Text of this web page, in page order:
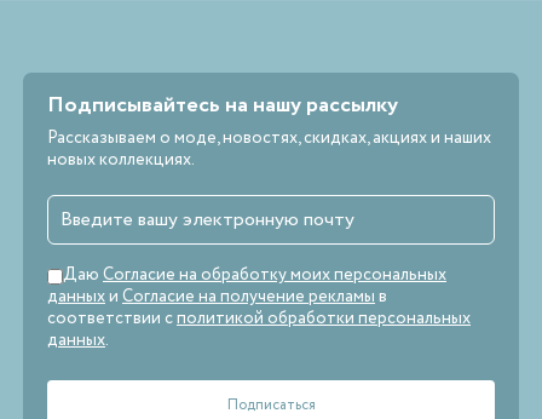
Подписывайтесь на нашу рассылку
Рассказываем о моде, новостях, скидках, акциях и наших
новых коллекциях.
Даю Согласие на обработку моих персональных
данныхи Согласие на получение рекламыв
соответствии сполитикой обработки персональных
данных.